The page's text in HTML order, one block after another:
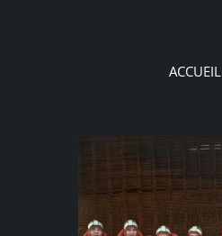
ACCUEIL